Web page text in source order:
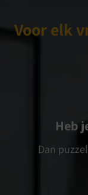
Voor elk
Heb
Dan